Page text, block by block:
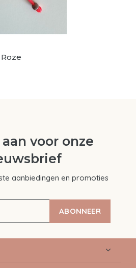
voor onze
aanbiedingen en promoties
ABONNEER